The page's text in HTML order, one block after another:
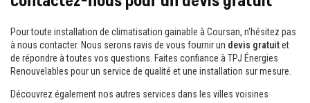
Pour toute installation de climatisation gainable à Coursan, n'hésitez pas
à nous contacter. Nous serons ravis de vous fournir un devis gratuitet
de répondre à toutes vos questions. Faites confiance à TPJ Énergies
Renouvelables pour un service de qualité et une installation sur mesure.
Découvrez également nos autres services dans les villes voisines